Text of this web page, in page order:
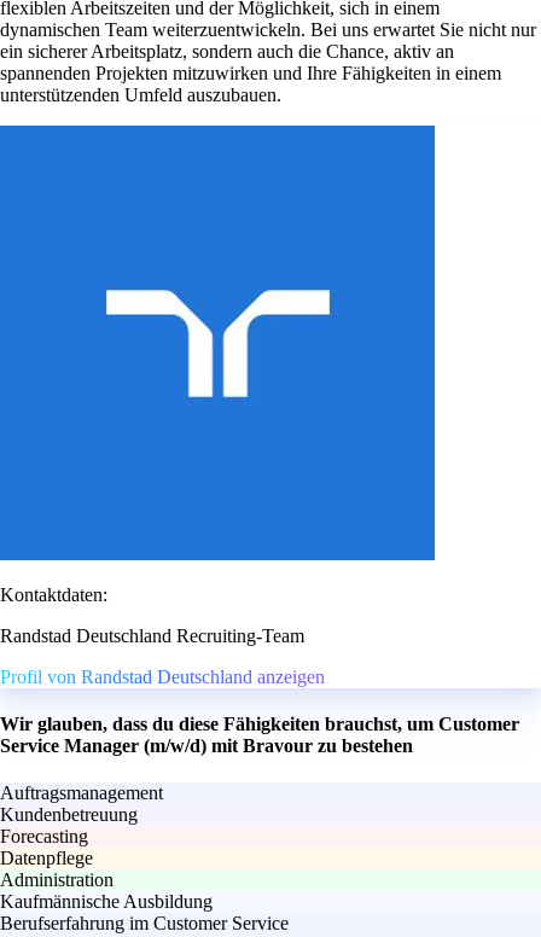
flexiblen Arbeitszeiten und der Möglichkeit, sich in einem
dynamischen Team weiterzuentwickeln. Bei uns erwartet Sie nicht nur
ein sicherer Arbeitsplatz, sondern auch die Chance, aktiv an
spannenden Projekten mitzuwirken und Ihre Fähigkeiten in einem
unterstützenden Umfeld auszubauen.
Kontaktdaten:
Randstad Deutschland Recruiting-Team
Profil von Randstad Deutschland anzeigen
Wir glauben, dass du diese Fähigkeiten brauchst, um Customer
Service Manager (m/w/d) mit Bravour zu bestehen
Auftragsmanagement
Kundenbetreuung
Forecasting
Datenpflege
Administration
Kaufmännische Ausbildung
Berufserfahrung im Customer Service